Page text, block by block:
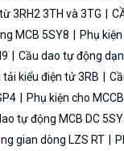
3RH2 3TH và 3TG
MCB 5SY8
Phụ
Cầu dao tự động
kiểu điện tử 3RB
Phụ kiện cho
tự động MCB DC
gian dòng LZS RT